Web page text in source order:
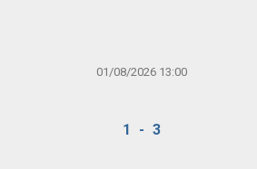
01/08/2026 13:00
1 - 3